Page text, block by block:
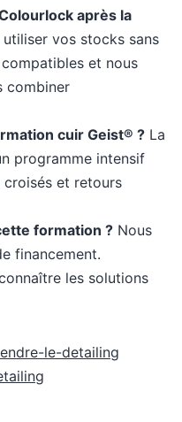
après la
vos stocks sans
et nous
combiner
cuir Geist® ? La
programme intensif
et retours
formation ? Nous
financement.
les solutions
le-detailing